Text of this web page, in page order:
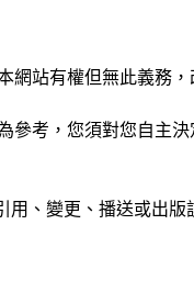
網站有權但無此義務
考，您須對您自主決
用、變更、播送或出